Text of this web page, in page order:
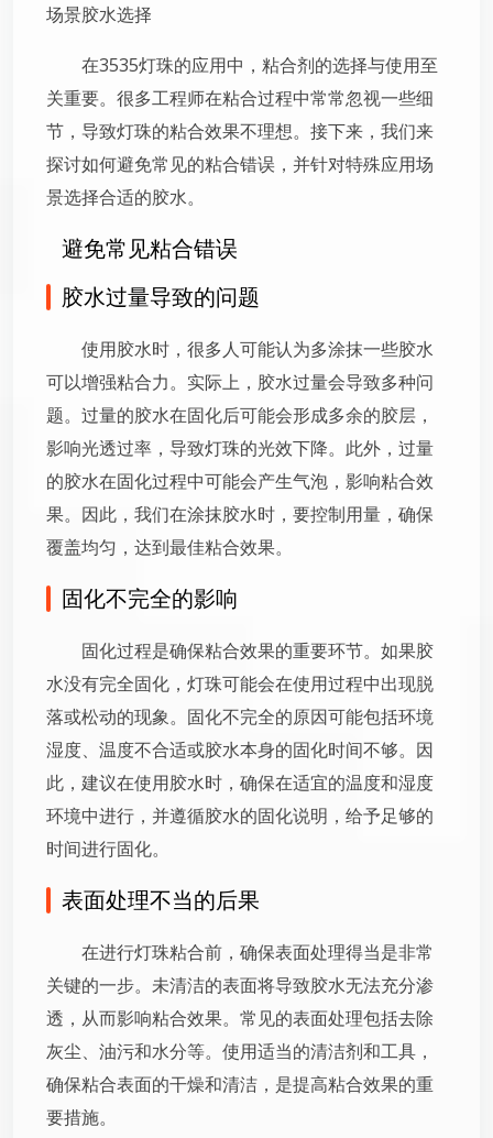
场景胶水选择
在3535灯珠的应用中，粘合剂的选择与使用至
关重要。很多工程师在粘合过程中常常忽视一些细
节，导致灯珠的粘合效果不理想。接下来，我们来
探讨如何避免常见的粘合错误，并针对特殊应用场
景选择合适的胶水。
避免常见粘合错误
胶水过量导致的问题
使用胶水时，很多人可能认为多涂抹一些胶水
可以增强粘合力。实际上，胶水过量会导致多种问
题。过量的胶水在固化后可能会形成多余的胶层，
影响光透过率，导致灯珠的光效下降。此外，过量
的胶水在固化过程中可能会产生气泡，影响粘合效
果。因此，我们在涂抹胶水时，要控制用量，确保
覆盖均匀，达到最佳粘合效果。
固化不完全的影响
固化过程是确保粘合效果的重要环节。如果胶
水没有完全固化，灯珠可能会在使用过程中出现脱
落或松动的现象。固化不完全的原因可能包括环境
湿度、温度不合适或胶水本身的固化时间不够。因
此，建议在使用胶水时，确保在适宜的温度和湿度
环境中进行，并遵循胶水的固化说明，给予足够的
时间进行固化。
表面处理不当的后果
在进行灯珠粘合前，确保表面处理得当是非常
关键的一步。未清洁的表面将导致胶水无法充分渗
透，从而影响粘合效果。常见的表面处理包括去除
灰尘、油污和水分等。使用适当的清洁剂和工具，
确保粘合表面的干燥和清洁，是提高粘合效果的重
要措施。